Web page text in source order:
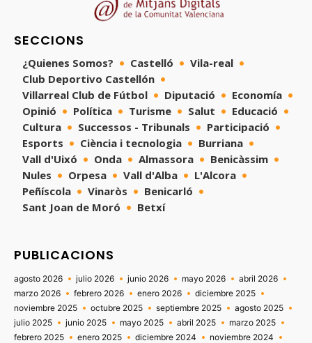
SECCIONS
¿Quienes Somos? Castelló
Vila-real
Club Deportivo Castellón
Villarreal Club de Fútbol
Diputació
Economía
Opinió
Política Turisme Salut
Educació
Cultura
Successos - Tribunals
Participació
Esports
Ciència i tecnologia
Burriana
Vall d'Uixó
Onda Almassora
Benicàssim
Nules
Orpesa Vall d'Alba
L'Alcora
Peñíscola
Vinaròs
Benicarló
Sant Joan de Moró
Betxí
PUBLICACIONS
agosto 2026 julio 2026 junio 2026 mayo 2026
abril 2026
marzo 2026
febrero 2026 enero 2026
diciembre 2025
noviembre 2025
octubre 2025 septiembre 2025
agosto 2025
julio 2025
junio 2025 mayo 2025 abril 2025
marzo 2025
febrero 2025
enero 2025 diciembre 2024
noviembre 2024